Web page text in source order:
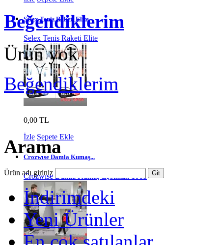
Selex Tenis Raketi Elite
Selex Tenis Raketi Elite
0,00 TL
İzle Sepete Ekle
Crozwıse Damla Kumaş...
Crozwıse Damla Kumaş Eşofman 1061
Beğendiklerim
Ürün yok
Beğendiklerim
Arama
Ürün adı giriniz
İndirimdeki
Yeni Ürünler